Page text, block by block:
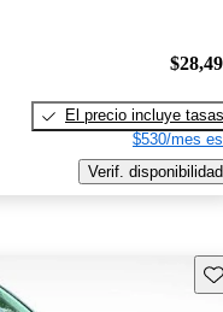
El precio incluye tasas
$530/mes
Verif. disponibilidad